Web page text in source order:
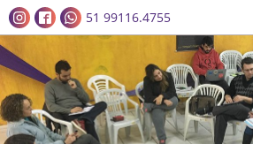
51 99116.4755